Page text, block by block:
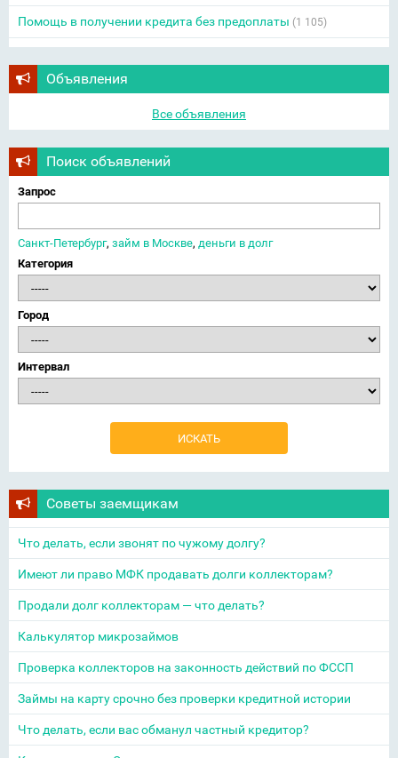
Помощь в получении кредита без предоплаты (1 105)
Объявления
Все объявления
Поиск объявлений
Запрос
Санкт-Петербург, займ в Москве, деньги в долг
Категория
Город
Интервал
Советы заемщикам
Что делать, если звонят по чужому долгу?
Имеют ли право МФК продавать долги коллекторам?
Продали долг коллекторам — что делать?
Калькулятор микрозаймов
Проверка коллекторов на законность действий по ФССП
Займы на карту срочно без проверки кредитной истории
Что делать, если вас обманул частный кредитор?